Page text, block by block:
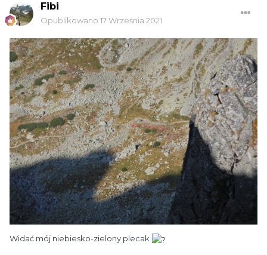
Fibi
Opublikowano 17 Września 2021
Widać mój niebiesko-zielony plecak